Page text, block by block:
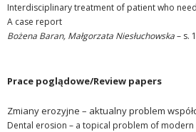
Interdisciplinary treatment of patient who
A case report
Bożena Baran, Małgorzata Niesłuchowska– s.
Prace poglądowe/Review papers
Zmiany erozyjne – aktualny problem
Dental erosion – a topical problem of